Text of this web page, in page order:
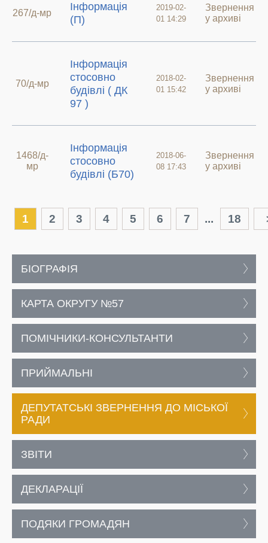
267/д-мр
Інформація
(П)
2019-02-
01 14:29
Звернення
у архиві
70/д-мр
Інформація
стосовно
будівлі ( ДК
97 )
2018-02-
01 15:42
Звернення
у архиві
1468/д-
мр
Інформація
стосовно
будівлі (Б70)
2018-06-
08 17:43
Звернення
у архиві
1 2 3 4 5 6 7 ... 18
БІОГРАФІЯ
КАРТА ОКРУГУ №57
ПОМІЧНИКИ-КОНСУЛЬТАНТИ
ПРИЙМАЛЬНІ
ДЕПУТАТСЬКІ ЗВЕРНЕННЯ ДО МІСЬКОЇ
РАДИ
ЗВІТИ
ДЕКЛАРАЦІЇ
ПОДЯКИ ГРОМАДЯН